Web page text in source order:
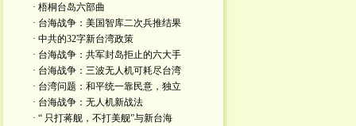
· 梧桐台岛六部曲
· 台海战争：美国智库二次兵推结果
· 中共的32字新台湾政策
· 台海战争：共军封岛拒止的六大手
· 台海战争：三波无人机可耗尽台湾
· 台湾问题：和平统一靠民意，独立
· 台海战争：无人机新战法
· “ 只打蒋舰，不打美舰”与新台海